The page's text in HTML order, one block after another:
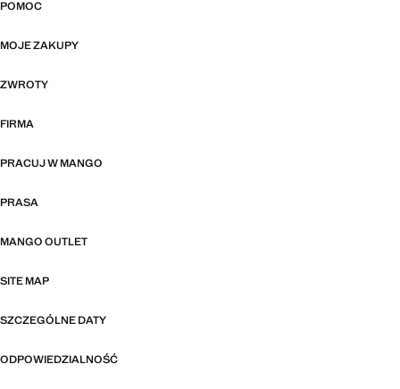
POMOC
MOJE ZAKUPY
ZWROTY
FIRMA
PRACUJ W MANGO
PRASA
MANGO OUTLET
SITE MAP
SZCZEGÓLNE DATY
ODPOWIEDZIALNOŚĆ